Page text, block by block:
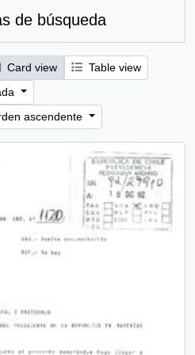
de búsqueda
Card view
Table view
ascendente